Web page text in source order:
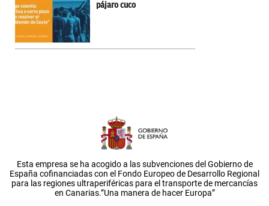
pájaro cuco
Esta empresa se ha acogido a las subvenciones del Gobierno de
España cofinanciadas con el Fondo Europeo de Desarrollo Regional
para las regiones ultraperiféricas para el transporte de mercancías
en Canarias.”Una manera de hacer Europa”